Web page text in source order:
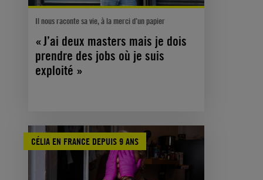
Il nous raconte sa vie, à la merci d’un papier
« J’ai deux masters mais je dois
prendre des jobs où je suis
exploité »
CÉLIA EN FRANCE DEPUIS 9 ANS